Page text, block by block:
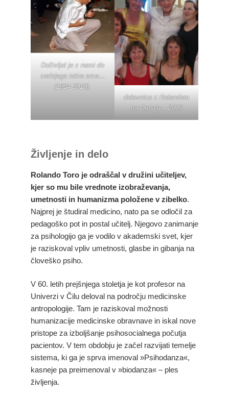
Doživljal je z nami do
zadnjega takta srca…
(1924-2010).
delavnica z Rolandom
na Dunaju – 2009
Življenje in delo
Rolando Toro je odraščal v družini učiteljev,
kjer so mu bile vrednote izobraževanja,
umetnosti in humanizma položene v zibelko.
Najprej je študiral medicino, nato pa se odločil za
pedagoško pot in postal učitelj. Njegovo zanimanje
za psihologijo ga je vodilo v akademski svet, kjer
je raziskoval vpliv umetnosti, glasbe in gibanja na
človeško psiho.
V 60. letih prejšnjega stoletja je kot profesor na
Univerzi v Čilu deloval na področju medicinske
antropologije. Tam je raziskoval možnosti
humanizacije medicinske obravnave in iskal nove
pristope za izboljšanje psihosocialnega počutja
pacientov. V tem obdobju je začel razvijati temelje
sistema, ki ga je sprva imenoval »Psihodanza«,
kasneje pa preimenoval v »biodanza« – ples
življenja.